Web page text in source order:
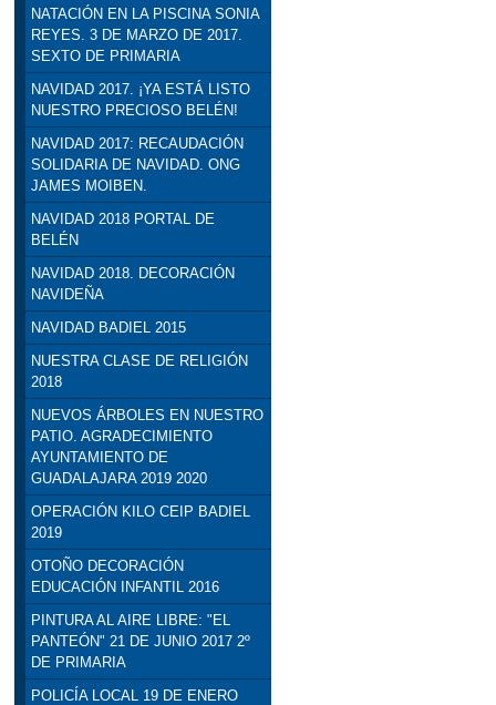
NATACIÓN EN LA PISCINA SONIA
REYES. 3 DE MARZO DE 2017.
SEXTO DE PRIMARIA
NAVIDAD 2017. ¡YA ESTÁ LISTO
NUESTRO PRECIOSO BELÉN!
NAVIDAD 2017: RECAUDACIÓN
SOLIDARIA DE NAVIDAD. ONG
JAMES MOIBEN.
NAVIDAD 2018 PORTAL DE
BELÉN
NAVIDAD 2018. DECORACIÓN
NAVIDEÑA
NAVIDAD BADIEL 2015
NUESTRA CLASE DE RELIGIÓN
2018
NUEVOS ÁRBOLES EN NUESTRO
PATIO. AGRADECIMIENTO
AYUNTAMIENTO DE
GUADALAJARA 2019 2020
OPERACIÓN KILO CEIP BADIEL
2019
OTOÑO DECORACIÓN
EDUCACIÓN INFANTIL 2016
PINTURA AL AIRE LIBRE: "EL
PANTEÓN" 21 DE JUNIO 2017 2º
DE PRIMARIA
POLICÍA LOCAL 19 DE ENERO